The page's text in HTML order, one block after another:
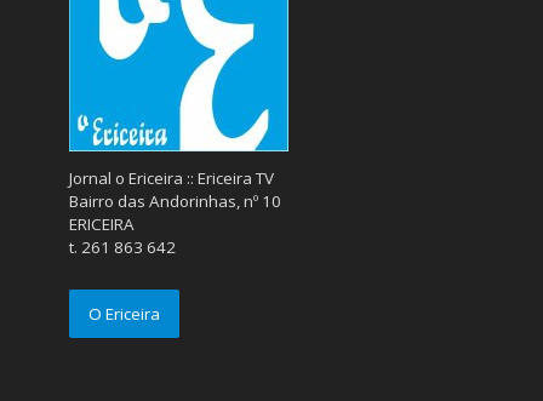
Jornal o Ericeira :: Ericeira TV
Bairro das Andorinhas, nº 10
ERICEIRA
t. 261 863 642
O Ericeira